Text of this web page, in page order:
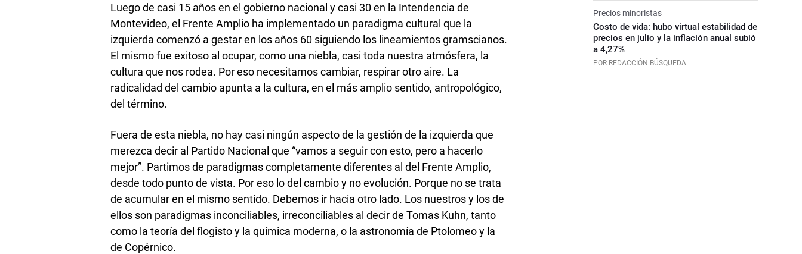
Luego de casi 15 años en el gobierno nacional y casi 30 en la Intendencia de
Montevideo, el Frente Amplio ha implementado un paradigma cultural que la
izquierda comenzó a gestar en los años 60 siguiendo los lineamientos gramscianos.
El mismo fue exitoso al ocupar, como una niebla, casi toda nuestra atmósfera, la
cultura que nos rodea. Por eso necesitamos cambiar, respirar otro aire. La
radicalidad del cambio apunta a la cultura, en el más amplio sentido, antropológico,
del término.
Fuera de esta niebla, no hay casi ningún aspecto de la gestión de la izquierda que
merezca decir al Partido Nacional que “vamos a seguir con esto, pero a hacerlo
mejor”. Partimos de paradigmas completamente diferentes al del Frente Amplio,
desde todo punto de vista. Por eso lo del cambio y no evolución. Porque no se trata
de acumular en el mismo sentido. Debemos ir hacia otro lado. Los nuestros y los de
ellos son paradigmas inconciliables, irreconciliables al decir de Tomas Kuhn, tanto
como la teoría del flogisto y la química moderna, o la astronomía de Ptolomeo y la
de Copérnico.
Precios minoristas
Costo de vida: hubo virtual estabilidad de
precios en julio y la inflación anual subió
a 4,27%
POR REDACCIÓN BÚSQUEDA